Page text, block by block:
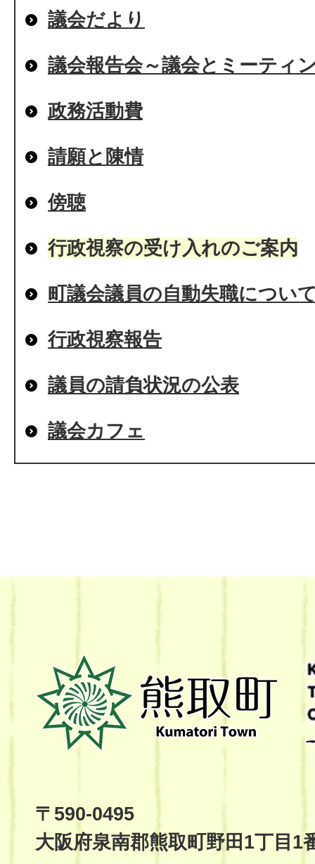
議会だより
議会報告会～議会とミーティ
政務活動費
請願と陳情
傍聴
行政視察の受け入れのご案内
町議会議員の自動失職につい
行政視察報告
議員の請負状況の公表
議会カフェ
熊
取
町
Kumatori
Site
〒590-0495
大阪府泉南郡熊取町野田1丁目1